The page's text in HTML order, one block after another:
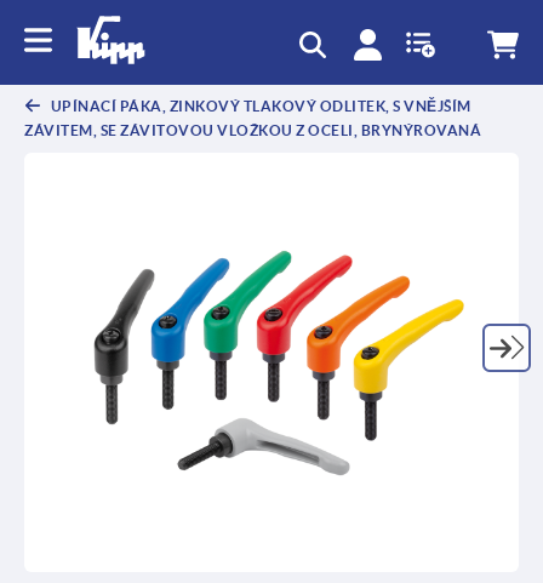
UPÍNACÍ PÁKA, ZINKOVÝ TLAKOVÝ ODLITEK, S VNĚJŠÍM
ZÁVITEM, SE ZÁVITOVOU VLOŽKOU Z OCELI, BRYNÝROVANÁ